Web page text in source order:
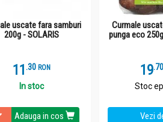
uscate fara samburi
200g - SOLARIS
11 .3 RON
In stoc
Adauga in cos
Curmale
punga eco
19.7
Stoc
Vezi